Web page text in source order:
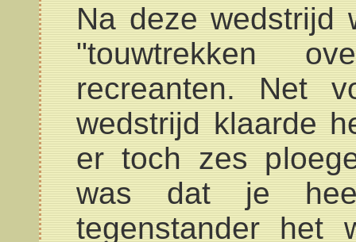
Na deze wedstrijd
"touwtrekken
recreanten. Net
wedstrijd klaarde
er toch zes
was dat je
tegenstander het